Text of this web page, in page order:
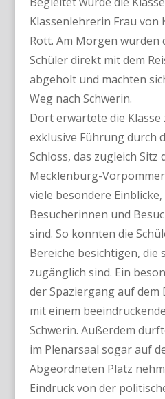
Klassenlehrerin Frau von
Rott. Am Morgen wurden
Schüler direkt mit dem
abgeholt und machten
Weg nach Schwerin.
Dort erwartete die Klasse
exklusive Führung durch
Schloss, das zugleich Sitz
Mecklenburg-
viele besondere
Besucherinnen und
sind. So konnten die
Bereiche besichtigen,
zugänglich sind. Ein
der Spaziergang auf dem
mit einem
Schwerin. Außerdem
im Plenarsaal sogar auf
Abgeordneten Platz
Eindruck von der